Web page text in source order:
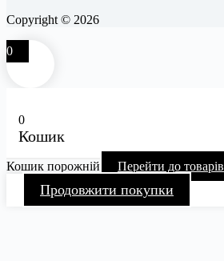
Copyright © 2026
0
0
Кошик
Кошик порожній Перейти до товарів
Продовжити покупки